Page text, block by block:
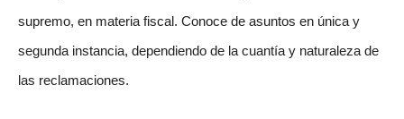
supremo, en materia fiscal. Conoce de asuntos en única y
segunda instancia, dependiendo de la cuantía y naturaleza de
las reclamaciones.